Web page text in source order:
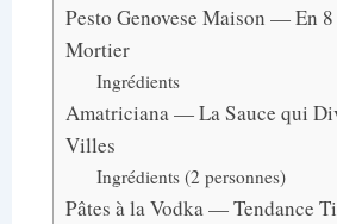
Pesto Genovese Maison — En
Mortier
Ingrédients
Amatriciana — La Sauce qui
Villes
Ingrédients (2 personnes)
Pâtes à la Vodka — Tendance